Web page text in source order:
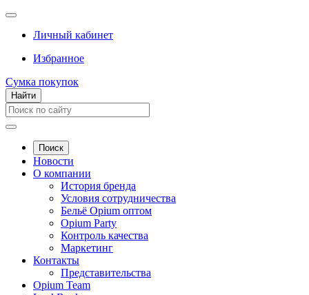
Личный кабинет
Избранное
Сумка покупок
Найти
Поиск
Новости
О компании
История бренда
Условия сотрудничества
Бельё Opium оптом
Opium Party
Контроль качества
Маркетинг
Контакты
Представительства
Opium Team